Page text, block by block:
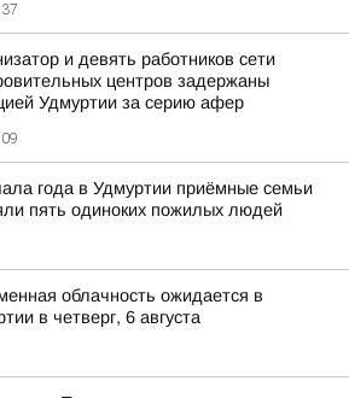
и девять работников сети
центров задержаны
Удмуртии за серию афер
года в Удмуртии приёмные семьи
пять одиноких пожилых людей
облачность ожидается в
в четверг, 6 августа